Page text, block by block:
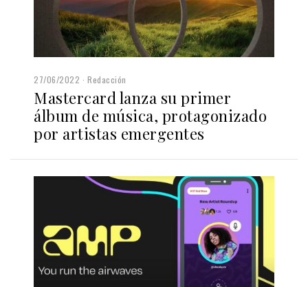
27/06/2022 Redacción
Mastercard lanza su primer
álbum de música, protagonizado
por artistas emergentes